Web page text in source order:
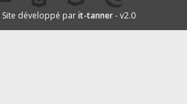
Site développé parit-tanner- v2.0